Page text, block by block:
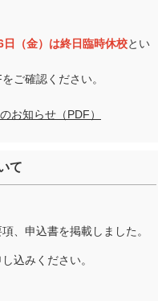
日（金）は終日臨時休校とい
ご確認ください。
お知らせ（PDF）
て
、申込書を掲載しました。
込みください。